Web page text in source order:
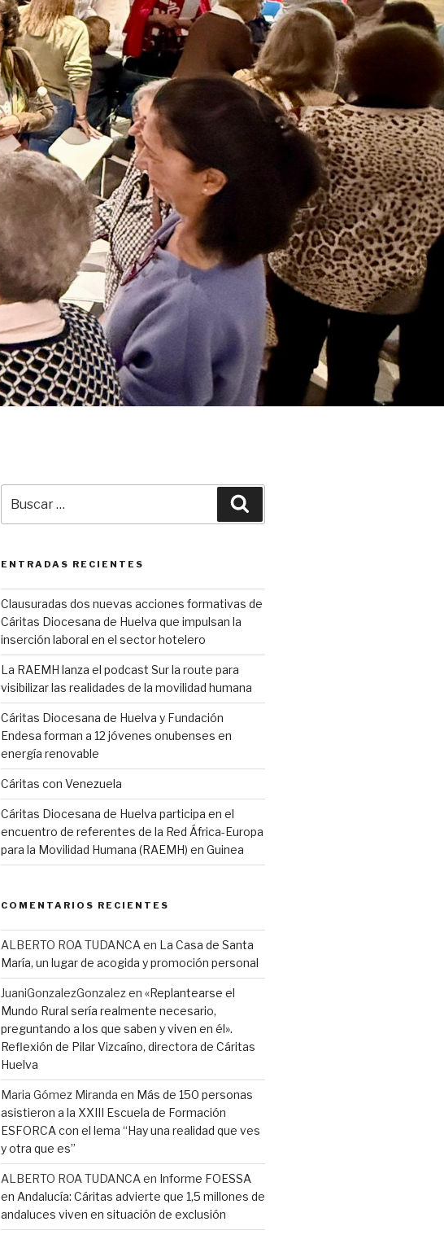
por:
ENTRADAS RECIENTES
Clausuradas dos nuevas acciones formativas de
Cáritas Diocesana de Huelva que impulsan la
inserción laboral en el sector hotelero
La RAEMH lanza el podcast Sur la route para
visibilizar las realidades de la movilidad humana
Cáritas Diocesana de Huelva y Fundación
Endesa forman a 12 jóvenes onubenses en
energía renovable
Cáritas con Venezuela
Cáritas Diocesana de Huelva participa en el
encuentro de referentes de la Red África-Europa
para la Movilidad Humana (RAEMH) en Guinea
COMENTARIOS RECIENTES
ALBERTO ROA TUDANCAen La Casa de Santa
María, un lugar de acogida y promoción personal
JuaniGonzalezGonzalezen «Replantearse el
Mundo Rural sería realmente necesario,
preguntando a los que saben y viven en él».
Reflexión de Pilar Vizcaíno, directora de Cáritas
Huelva
Maria Gómez Miranda en Más de 150 personas
asistieron a la XXIII Escuela de Formación
ESFORCA con el lema “Hay una realidad que ves
y otra que es”
ALBERTO ROA TUDANCAen Informe FOESSA
en Andalucía: Cáritas advierte que 1,5 millones de
andaluces viven en situación de exclusión